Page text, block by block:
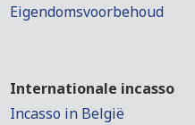
Eigendomsvoorbehoud
Internationale incasso
Incasso in België